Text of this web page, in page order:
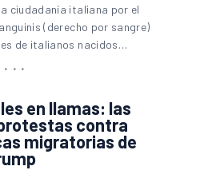
ciudadanía italiana por el
(derecho por sangre)
de italianos nacidos…
en llamas: las
contra
migratorias de